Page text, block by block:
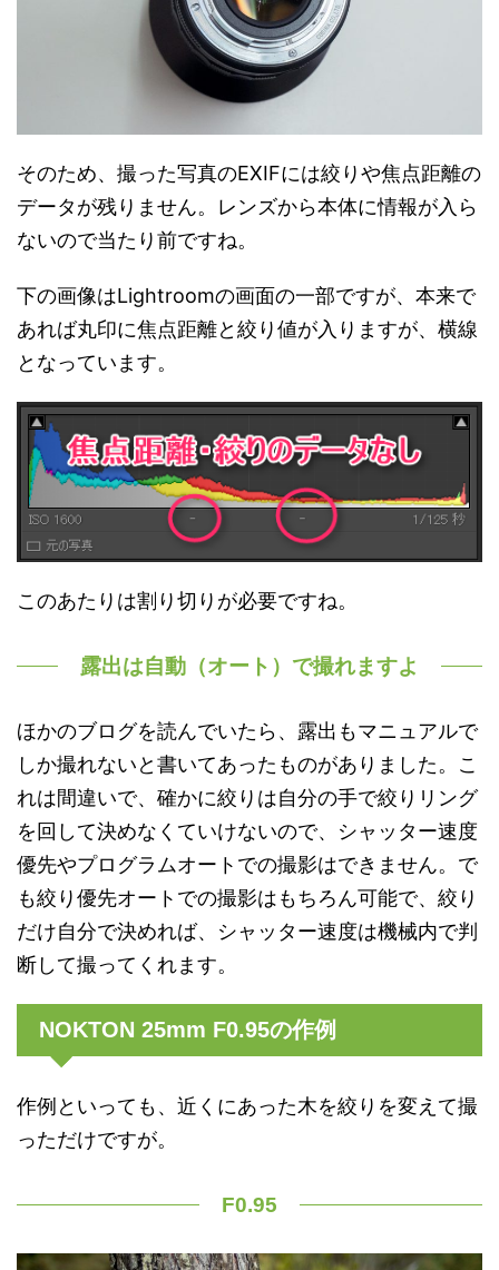
そのため、撮った写真のEXIFには絞りや焦点距離の
データが残りません。レンズから本体に情報が入ら
ないので当たり前ですね。
下の画像はLightroomの画面の一部ですが、本来で
あれば丸印に焦点距離と絞り値が入りますが、横線
となっています。
このあたりは割り切りが必要ですね。
露出は自動（オート）で撮れますよ
ほかのブログを読んでいたら、露出もマニュアルで
しか撮れないと書いてあったものがありました。こ
れは間違いで、確かに絞りは自分の手で絞りリング
を回して決めなくていけないので、シャッター速度
優先やプログラムオートでの撮影はできません。で
も絞り優先オートでの撮影はもちろん可能で、絞り
だけ自分で決めれば、シャッター速度は機械内で判
断して撮ってくれます。
NOKTON 25mm F0.95の作例
作例といっても、近くにあった木を絞りを変えて撮
っただけですが。
F0.95